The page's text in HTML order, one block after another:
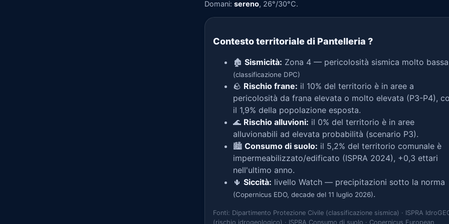
Domani: sereno, 26°/30°C.
Contesto territoriale di Pantelleria ?
🏚️ Sismicità: Zona 4 — pericolosità sismica molto bassa
(classificazione DPC)
🪨 Rischio frane: il 10% del territorio è in aree a
pericolosità da frana elevata o molto elevata (P3-P4),
il 1,9% della popolazione esposta.
🌊 Rischio alluvioni: il 0% del territorio è in aree
alluvionabili ad elevata probabilità (scenario P3).
🏙️ Consumo di suolo: il 5,2% del territorio comunale è
impermeabilizzato/edificato (ISPRA 2024), +0,3 ettari
nell'ultimo anno.
🌵 Siccità: livello Watch — precipitazioni sotto la norma
(Copernicus EDO, decade del 11 luglio 2026).
Fonti: Dipartimento Protezione Civile (classificazione sismica) · ISPRA
(rischio idrogeologico) · ISPRA Consumo di suolo · Copernicus European